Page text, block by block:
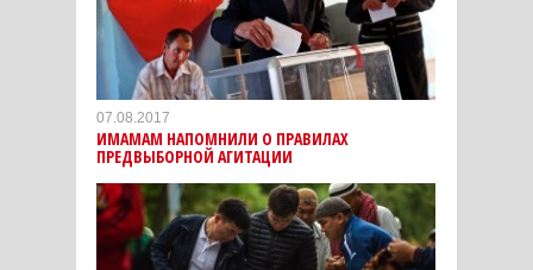
07.08.2017
ИМАМАМ НАПОМНИЛИ О ПРАВИЛАХ
ПРЕДВЫБОРНОЙ АГИТАЦИИ